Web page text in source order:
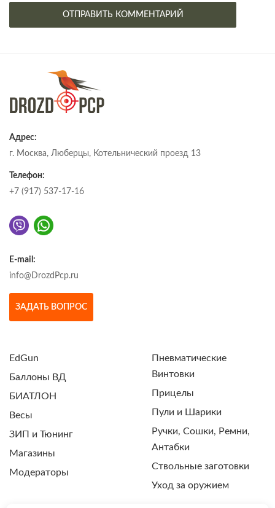
Адрес:
г. Москва, Люберцы, Котельнический проезд 13
Телефон:
+7 (917) 537-17-16
E-mail:
info@DrozdPcp.ru
ЗАДАТЬ ВОПРОС
EdGun
Баллоны ВД
БИАТЛОН
Весы
ЗИП и Тюнинг
Магазины
Модераторы
Пневматические
Винтовки
Прицелы
Пули и Шарики
Ручки, Сошки, Ремни,
Антабки
Ствольные заготовки
Уход за оружием